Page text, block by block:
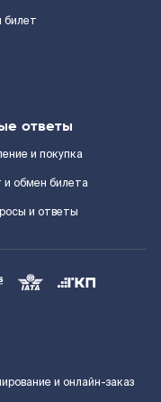
билет
ответы
и покупка
и обмен билета
и ответы
и онлайн-заказ